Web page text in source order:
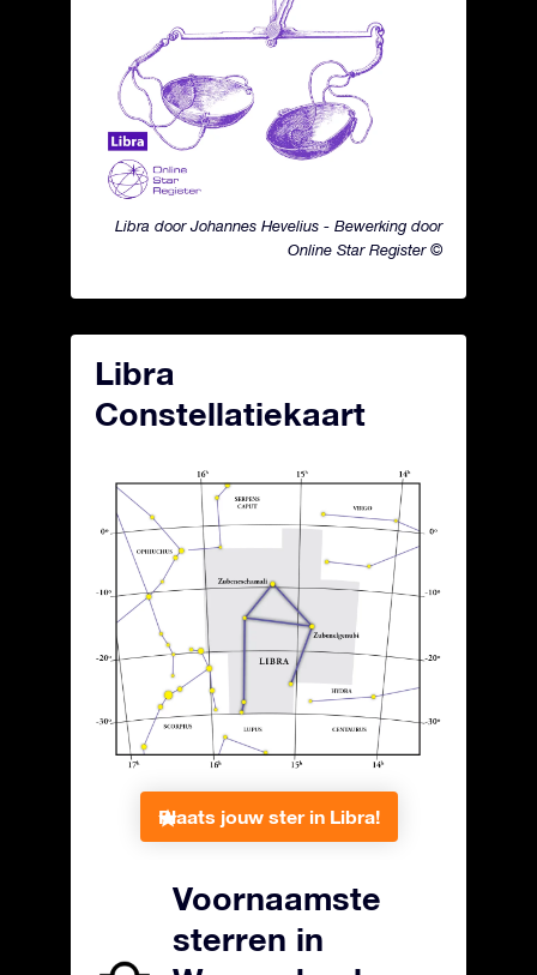
Libra door Johannes Hevelius - Bewerking door
Online Star Register ©
Libra
Constellatiekaart
Plaats jouw ster in Libra!
Voornaamste
sterren in